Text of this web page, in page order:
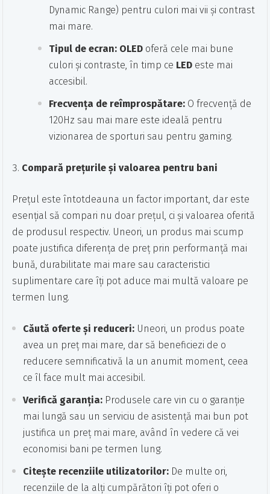
Dynamic Range) pentru culori mai vii și contrast
mai mare.
Tipul de ecran: OLED oferă cele mai bune
culori și contraste, în timp ce LED este mai
accesibil.
Frecvența de reîmprospătare: O frecvență de
120Hz sau mai mare este ideală pentru
vizionarea de sporturi sau pentru gaming.
Compară prețurile și valoarea pentru bani
Prețul este întotdeauna un factor important, dar este
esențial să compari nu doar prețul, ci și valoarea oferită
de produsul respectiv. Uneori, un produs mai scump
poate justifica diferența de preț prin performanță mai
bună, durabilitate mai mare sau caracteristici
suplimentare care îți pot aduce mai multă valoare pe
termen lung.
Căută oferte și reduceri: Uneori, un produs poate
avea un preț mai mare, dar să beneficiezi de o
reducere semnificativă la un anumit moment, ceea
ce îl face mult mai accesibil.
Verifică garanția: Produsele care vin cu o garanție
mai lungă sau un serviciu de asistență mai bun pot
justifica un preț mai mare, având în vedere că vei
economisi bani pe termen lung.
Citește recenziile utilizatorilor: De multe ori,
recenziile de la alți cumpărători îți pot oferi o